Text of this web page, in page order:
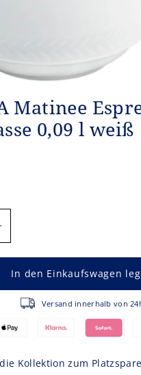
Matinee
0,09 l weiß
In den Einkaufswagen
Versand innerhalb von
Kollektion zum